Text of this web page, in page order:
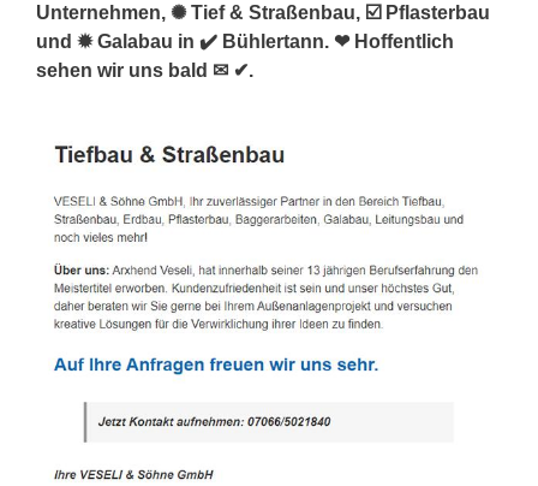
Unternehmen, ✺ Tief & Straßenbau, ☑️ Pflasterbau
und ✹ Galabau in ✔️ Bühlertann. ❤ Hoffentlich
sehen wir uns bald ✉ ✔.